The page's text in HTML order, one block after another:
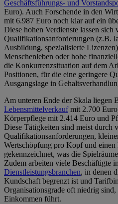
Geschäftsführungs- und
Euro). Auch Forschende in den
mit 6.987 Euro noch klar auf ein
Diese hohen Verdienste lassen sich
Qualifikationsanforderungen (z.B.
Ausbildung, spezialisierte
Menschenleben oder hohe
die Konkurrenzsituation auf dem
Positionen, für die eine geringere
Ausgangslage in
Am unteren Ende der Skala liegen
Lebensmittelverkaufmit 2.700
Körperpflege mit 2.414 Euro und
Diese Tätigkeiten sind meist durch
Qualifikationsanforderungen,
Wertschöpfung pro Kopf und einen
gekennzeichnet, was die
Zudem arbeiten viele Beschäftigte
Dienstleistungsbranchen, in denen
Kundschaft begrenzt ist und
Organisationsgrade oft niedrig
Einkommen führt.